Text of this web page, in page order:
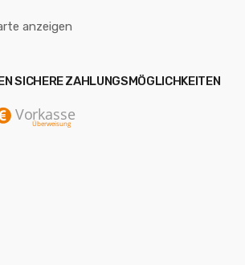
anzeigen
SICHERE ZAHLUNGSMÖGLICHKEITEN